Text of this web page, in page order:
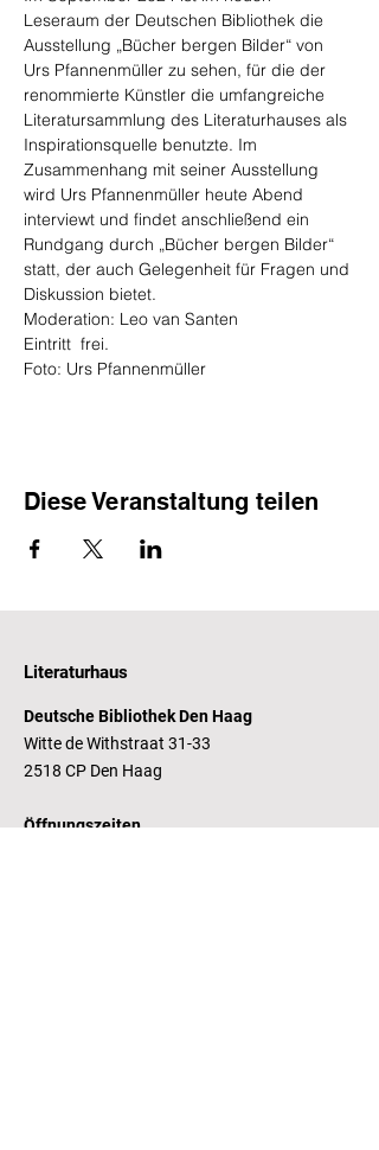
Leseraum der Deutschen Bibliothek die
Ausstellung „Bücher bergen Bilder“ von
Urs Pfannenmüller zu sehen, für die der
renommierte Künstler die umfangreiche
Literatursammlung des Literaturhauses als
Inspirationsquelle benutzte. Im
Zusammenhang mit seiner Ausstellung
wird Urs Pfannenmüller heute Abend
interviewt und findet anschließend ein
Rundgang durch „Bücher bergen Bilder“
statt, der auch Gelegenheit für Fragen und
Diskussion bietet.
Moderation: Leo van Santen
Eintritt  frei.
Foto: Urs Pfannenmüller
Diese Veranstaltung teilen
Literaturhaus
Deutsche Bibliothek Den Haag
Witte de Withstraat 31-33
2518 CP Den Haag
Öffnungszeiten